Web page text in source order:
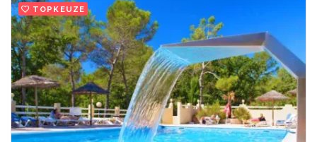
TOPKEUZE